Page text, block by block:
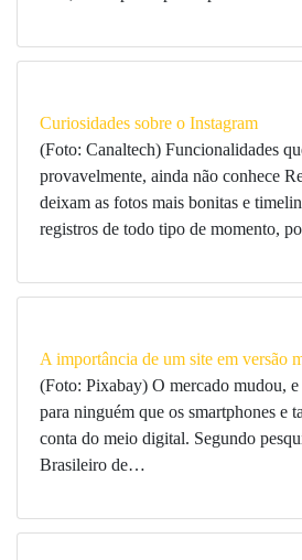
Curiosidades sobre o Instagram
(Foto: Canaltech) Funcionalidades
provavelmente, ainda não conhece
deixam as fotos mais bonitas e
registros de todo tipo de momento,
A importância de um site em versão
(Foto: Pixabay) O mercado mudou,
para ninguém que os smartphones e
conta do meio digital. Segundo
Brasileiro de…